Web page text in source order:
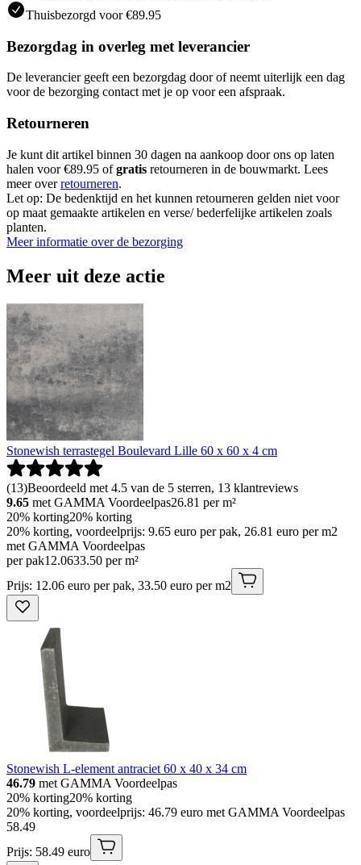
Thuisbezorgd voor €89.95
Bezorgdag in overleg met leverancier
De leverancier geeft een bezorgdag door of neemt uiterlijk een dag
voor de bezorging contact met je op voor een afspraak.
Retourneren
Je kunt dit artikel binnen 30 dagen na aankoop door ons op laten
halen voor €89.95 ofgratis retourneren in de bouwmarkt. Lees
meer overretourneren.
Let op: De bedenktijd en het kunnen retourneren gelden niet voor
op maat gemaakte artikelen en verse/ bederfelijke artikelen zoals
planten.
Meer informatie over de bezorging
Meer uit deze actie
Stonewish terrastegel Boulevard Lille 60 x 60 x 4 cm
(13)Beoordeeld met 4.5 van de 5 sterren, 13 klantreviews
9.65 met GAMMA Voordeelpas26.81 per m²
20% korting20% korting
20% korting, voordeelprijs: 9.65 euro per pak, 26.81 euro per m2
met GAMMA Voordeelpas
per pak12.0633.50 per m²
Prijs: 12.06 euro per pak, 33.50 euro per m2
Stonewish L-element antraciet 60 x 40 x 34 cm
46.79 met GAMMA Voordeelpas
20% korting20% korting
20% korting, voordeelprijs: 46.79 euro met GAMMA Voordeelpas
58.49
Prijs: 58.49 euro